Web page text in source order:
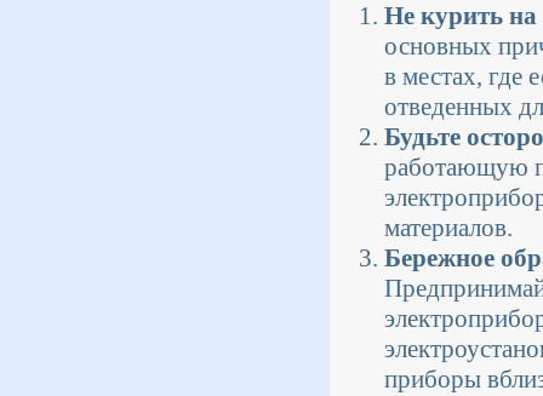
Не курить
основных
в местах, где
отведенных
Будьте
работающую
материалов.
Бережное
приборы